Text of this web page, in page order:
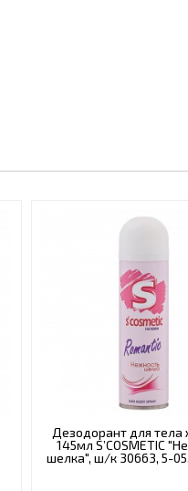
Дезодорант для тела
145мл S’COSMETIC
шелка", ш/к 30663, 5-